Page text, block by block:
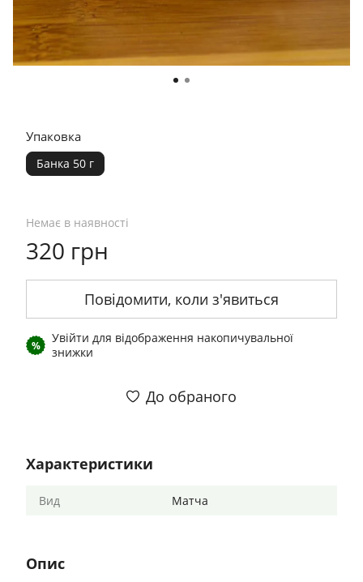
Упаковка
Банка 50 г
Немає в наявності
320 грн
Повідомити, коли з'явиться
% Увійти для відображення накопичувальної
знижки
До обраного
Характеристики
Вид Матча
Опис